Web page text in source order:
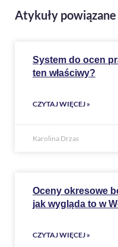
Atykuły powiązane
System do ocen
ten właściwy?
CZYTAJ WIĘCEJ »
Karolina Drzas
Oceny okresowe
jak wygląda to w
CZYTAJ WIĘCEJ »